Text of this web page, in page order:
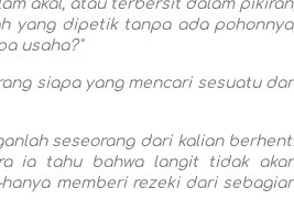
akal, atau terbersit dalam pikiran,
yang dipetik tanpa ada pohonnya,
usaha?"
siapa yang mencari sesuatu
seseorang dari kalian
ia tahu bahwa langit tidak
memberi rezeki dari